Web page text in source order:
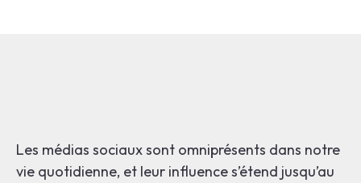
Les médias sociaux sont omniprésents dans notre
vie quotidienne, et leur influence s’étend jusqu’au